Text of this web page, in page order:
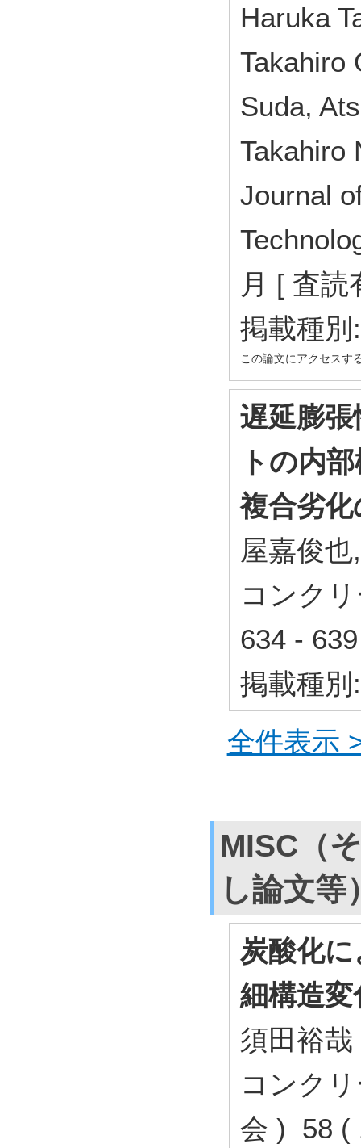
Haruka
Takahiro
Suda,
Takahiro
Journal
月 [ 査読
掲載種
この論文にアクセスす
遅延膨
トの内
複合劣
屋嘉俊
コンク
634 -
掲載種
全件表示
MISC（
し論文等
炭酸化
細構造
須田裕哉
コンク
会 ) 58 (